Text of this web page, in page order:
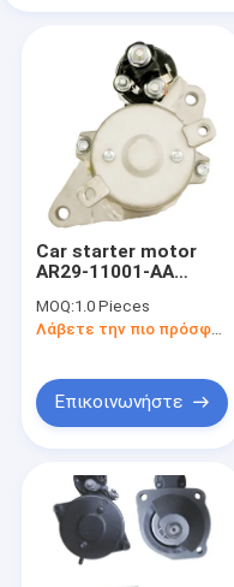
Car starter motor
AR29-11001-AA
428000-7390 auto
parts for car YY4001
MOQ:1.0 Pieces
Λάβετε την πιο πρόσφατη τιμή
Επικοινωνήστε